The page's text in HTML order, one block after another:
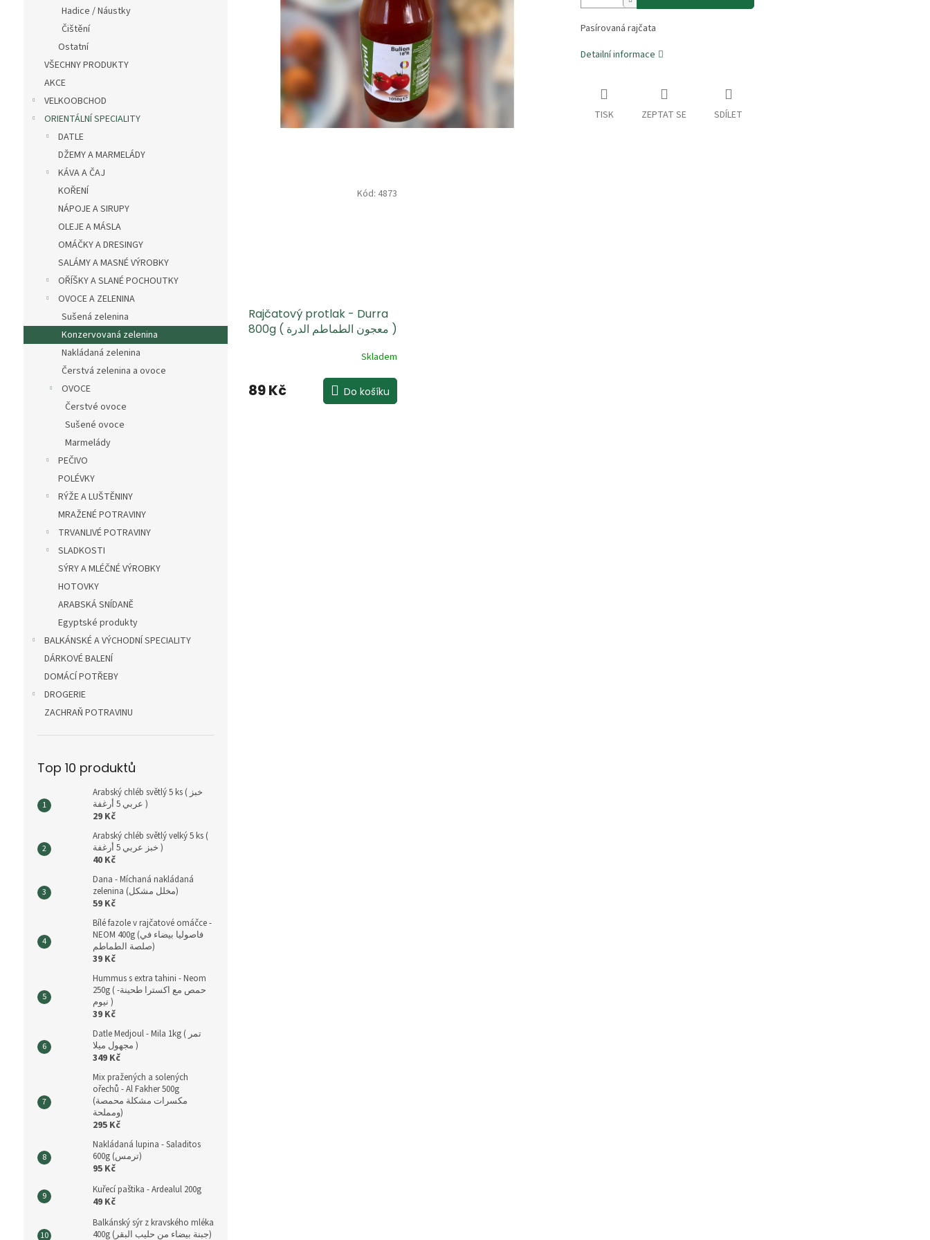
Hadice / Náustky
Čištění
Ostatní
VŠECHNY PRODUKTY
AKCE
VELKOOBCHOD
ORIENTÁLNÍ SPECIALITY
DATLE
DŽEMY A MARMELÁDY
KÁVA A ČAJ
KOŘENÍ
NÁPOJE A SIRUPY
OLEJE A MÁSLA
OMÁČKY A DRESINGY
SALÁMY A MASNÉ VÝROBKY
OŘÍŠKY A SLANÉ POCHOUTKY
OVOCE A ZELENINA
Sušená zelenina
Konzervovaná zelenina
Nakládaná zelenina
Čerstvá zelenina a ovoce
OVOCE
Čerstvé ovoce
Sušené ovoce
Marmelády
PEČIVO
POLÉVKY
RÝŽE A LUŠTĚNINY
MRAŽENÉ POTRAVINY
TRVANLIVÉ POTRAVINY
SLADKOSTI
SÝRY A MLÉČNÉ VÝROBKY
HOTOVKY
ARABSKÁ SNÍDANĚ
Egyptské produkty
BALKÁNSKÉ A VÝCHODNÍ SPECIALITY
DÁRKOVÉ BALENÍ
DOMÁCÍ POTŘEBY
DROGERIE
ZACHRAŇ POTRAVINU
Top 10 produktů
Arabský chléb světlý 5 ks ( خبز
عربي 5 أرغفة )
29 Kč
Arabský chléb světlý velký 5 ks (
خبز عربي 5 أرغفة )
40 Kč
Dana - Míchaná nakládaná
zelenina (مخلل مشكل)
59 Kč
Bílé fazole v rajčatové omáčce -
NEOM 400g (فاصوليا بيضاء في
صلصة الطماطم)
39 Kč
Hummus s extra tahini - Neom
250g ( حمص مع اكسترا طحينة-
نيوم )
39 Kč
Datle Medjoul - Mila 1kg ( تمر
مجهول ميلا )
349 Kč
Mix pražených a solených
ořechů - Al Fakher 500g
(مكسرات مشكلة محمصة
ومملحة)
295 Kč
Nakládaná lupina - Saladitos
600g (ترمس)
95 Kč
Kuřecí paštika - Ardealul 200g
49 Kč
Balkánský sýr z kravského mléka
400g (جبنة بيضاء من حليب البقر)
Pasírovaná rajčata
Detailní informace
TISK ZEPTAT SE SDÍLET
Rajčatový protlak - Durra
800g ( معجون الطماطم الدرة )
Skladem
89 Kč Do košíku
Kód: 4873